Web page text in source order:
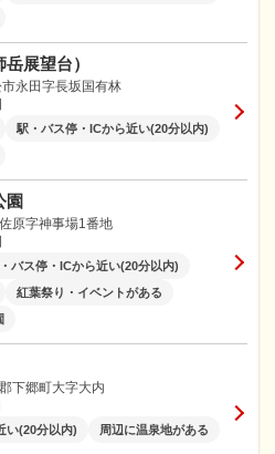
展望台）
永田字長坂国有林
駅・バス停・ICから近い(20分以内)
園
原字神事場1番地
バス停・ICから近い(20分以内)
紅葉祭り・イベントがある
下郷町大字大内
い(20分以内)
周辺に温泉地がある